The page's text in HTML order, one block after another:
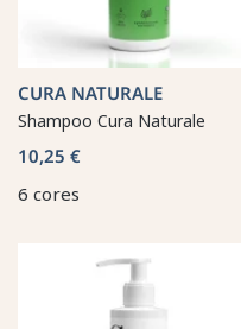
CURA NATURALE
Shampoo Cura Naturale
10,25 €
6 cores